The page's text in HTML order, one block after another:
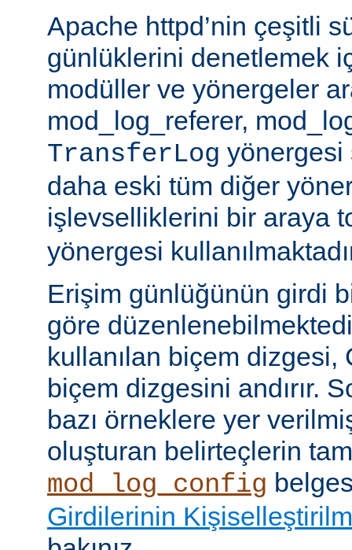
Apache httpd’nin çeşitli
günlüklerini denetlemek
modüller ve yönergeler
mod_log_referer,
TransferLog yönergesi
daha eski tüm diğer
işlevselliklerini bir araya
yönergesi
Erişim günlüğünün girdi
göre
kullanılan biçem dizgesi,
biçem dizgesini andırır.
bazı örneklere yer
oluşturan belirteçlerin
mod_log_config
Girdilerinin